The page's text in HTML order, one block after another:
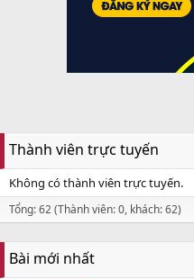
Thành viên trực tuyến
Không có thành viên trực tuyến.
Tổng: 62 (Thành viên: 0, khách: 62)
Bài mới nhất